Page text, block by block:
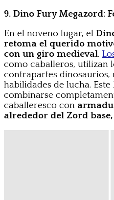
9. Dino Fury Megazord:
En el noveno lugar, el
retoma el querido
con un giro medieval.
como caballeros, utilizan
contrapartes dinosaurios,
habilidades de lucha.
combinarse
caballeresco con
alrededor del Zord